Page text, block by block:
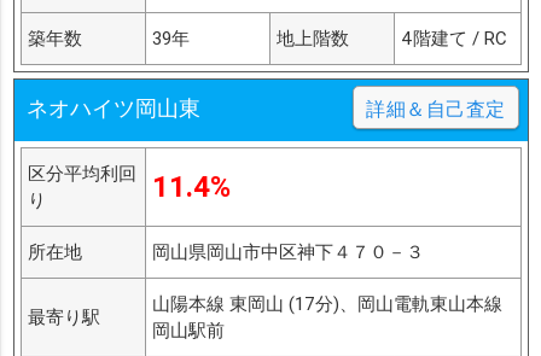
築年数 39年 地上階数 4階建て / RC
ネオハイツ岡山東 詳細＆自己査定
区分平均利回
り
11.4%
所在地 岡山県岡山市中区神下４７０－３
最寄り駅
山陽本線 東岡山 (17分)、岡山電軌東山本線
岡山駅前